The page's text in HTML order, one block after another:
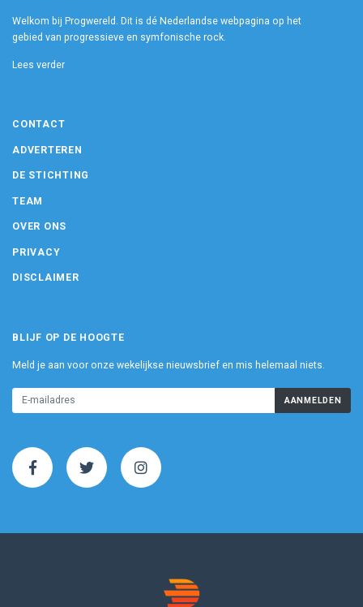
Welkom bij Progwereld. Dit is dé Nederlandse webpagina op het
gebied van progressieve en symfonische rock.
Lees verder
CONTACT
ADVERTEREN
DE STICHTING
TEAM
OVER ONS
PRIVACY
DISCLAIMER
BLIJF OP DE HOOGTE
Meld je aan voor onze wekelijkse nieuwsbrief en mis helemaal niets.
AANMELDEN